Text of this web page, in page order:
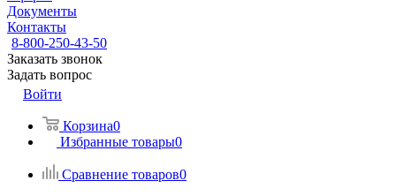
Документы
Контакты
8-800-250-43-50
Заказать звонок
Задать вопрос
Войти
Корзина0
Избранные товары0
Сравнение товаров0